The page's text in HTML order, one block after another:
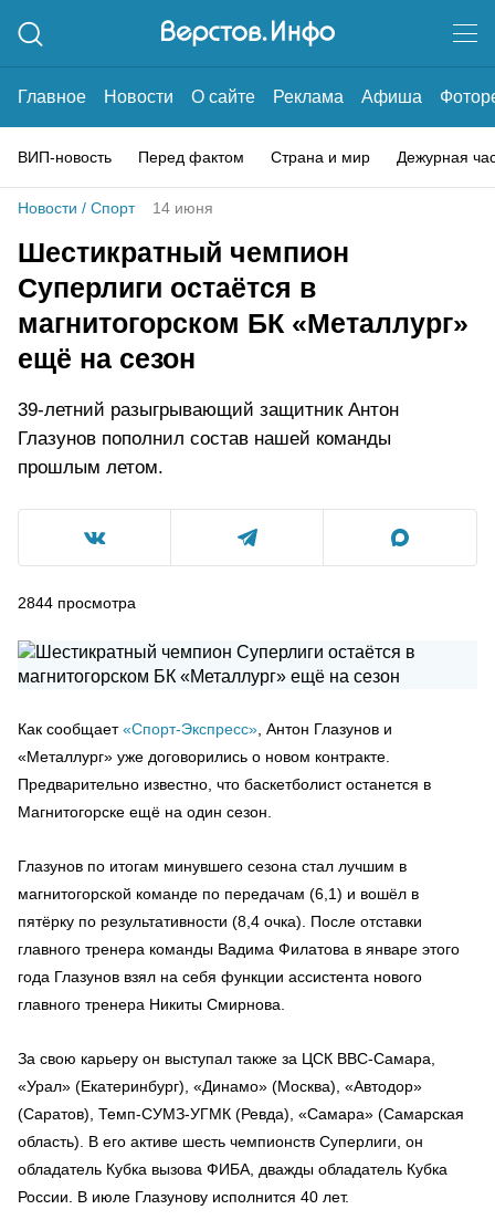
Главное Новости О сайте Реклама Афиша
ВИП-новость Перед фактом Страна и мир Дежурная
Новости / Спорт 14 июня
Шестикратный чемпион
Суперлиги остаётся в
магнитогорском БК «Металлург»
ещё на сезон
39-летний разыгрывающий защитник Антон
Глазунов пополнил состав нашей команды
прошлым летом.
2844 просмотра
Как сообщает«Спорт-Экспресс» , Антон Глазунов и
«Металлург» уже договорились о новом контракте.
Предварительно известно, что баскетболист останется в
Магнитогорске ещё на один сезон.
Глазунов по итогам минувшего сезона стал лучшим в
магнитогорской команде по передачам (6,1) и вошёл в
пятёрку по результативности (8,4 очка). После отставки
главного тренера команды Вадима Филатова в январе этого
года Глазунов взял на себя функции ассистента нового
главного тренера Никиты Смирнова.
За свою карьеру он выступал также за ЦСК ВВС-Самара,
«Урал» (Екатеринбург), «Динамо» (Москва), «Автодор»
(Саратов), Темп-СУМЗ-УГМК (Ревда), «Самара» (Самарская
область). В его активе шесть чемпионств Суперлиги, он
обладатель Кубка вызова ФИБА, дважды обладатель Кубка
России. В июле Глазунову исполнится 40 лет.